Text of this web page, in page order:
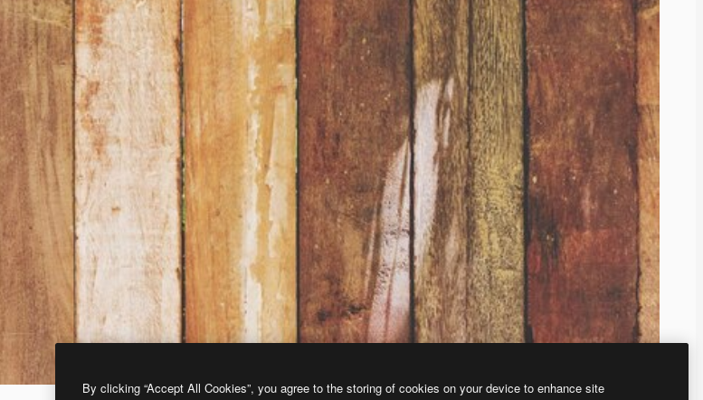
By clicking “Accept All Cookies”, you agree to the storing of cookies on your device to enhance site